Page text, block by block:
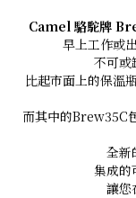
Camel 駱駝牌
早上工作或
不可或
比起市面上的保溫
而其中的Brew35C
全新
集成的
讓您